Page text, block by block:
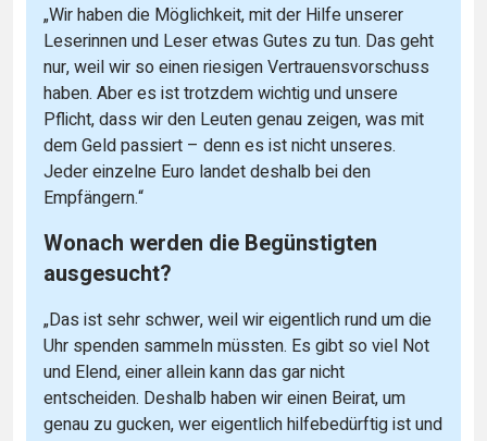
„Wir haben die Möglichkeit, mit der Hilfe unserer
Leserinnen und Leser etwas Gutes zu tun. Das geht
nur, weil wir so einen riesigen Vertrauensvorschuss
haben. Aber es ist trotzdem wichtig und unsere
Pflicht, dass wir den Leuten genau zeigen, was mit
dem Geld passiert – denn es ist nicht unseres.
Jeder einzelne Euro landet deshalb bei den
Empfängern.“
Wonach werden die Begünstigten
ausgesucht?
„Das ist sehr schwer, weil wir eigentlich rund um die
Uhr spenden sammeln müssten. Es gibt so viel Not
und Elend, einer allein kann das gar nicht
entscheiden. Deshalb haben wir einen Beirat, um
genau zu gucken, wer eigentlich hilfebedürftig ist und